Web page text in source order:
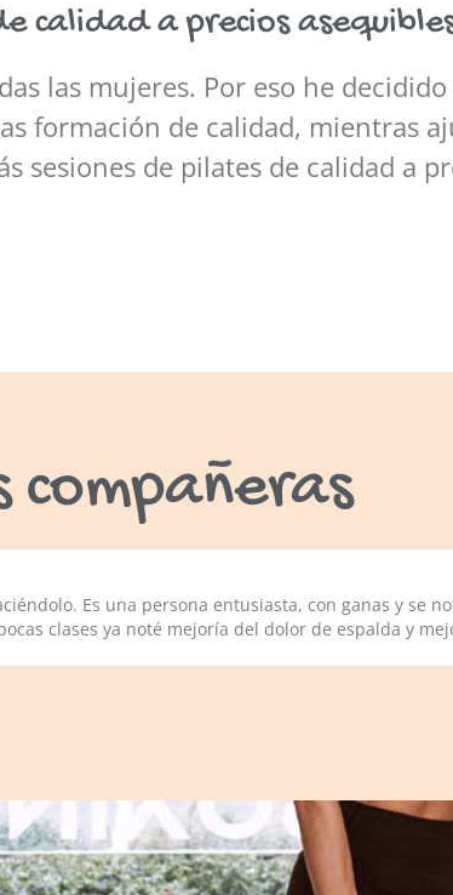
calidad a precios
las mujeres. Por eso he
formación de calidad, mientras
sesiones de pilates de calidad a
compañeras
Es una persona entusiasta, con ganas y se
clases ya noté mejoría del dolor de espalda y